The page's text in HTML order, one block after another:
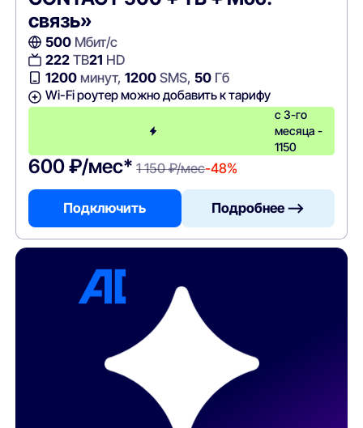
связь»
500Мбит/с
222ТВ21 HD
1200минут, 1200SMS, 50Гб
Wi-Fi роутер можно добавить к тарифу
с 3-го
месяца -
1150
600 ₽/мес* 1 150 ₽/мес-48%
Подключить Подробнее —>